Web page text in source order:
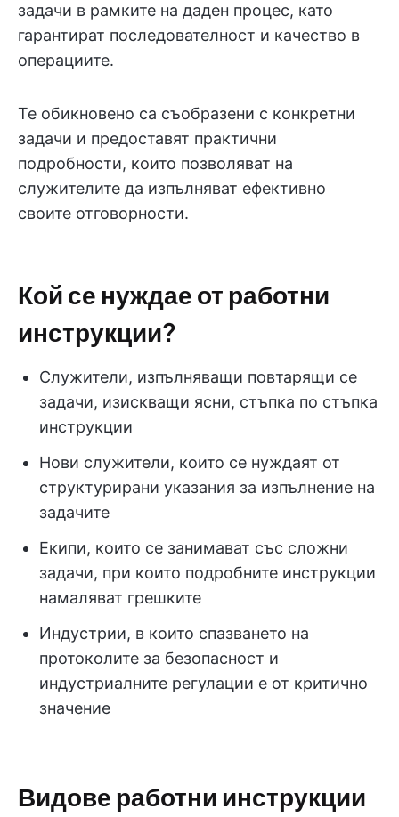
задачи в рамките на даден процес, като
гарантират последователност и качество в
операциите.
Те обикновено са съобразени с конкретни
задачи и предоставят практични
подробности, които позволяват на
служителите да изпълняват ефективно
своите отговорности.
Кой се нуждае от работни
инструкции?
Служители, изпълняващи повтарящи се
задачи, изискващи ясни, стъпка по стъпка
инструкции
Нови служители, които се нуждаят от
структурирани указания за изпълнение на
задачите
Екипи, които се занимават със сложни
задачи, при които подробните инструкции
намаляват грешките
Индустрии, в които спазването на
протоколите за безопасност и
индустриалните регулации е от критично
значение
Видове работни инструкции